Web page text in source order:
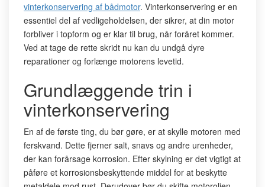
vinterkonservering af bådmotor. Vinterkonservering er en
essentiel del af vedligeholdelsen, der sikrer, at din motor
forbliver i topform og er klar til brug, når foråret kommer.
Ved at tage de rette skridt nu kan du undgå dyre
reparationer og forlænge motorens levetid.
Grundlæggende trin i
vinterkonservering
En af de første ting, du bør gøre, er at skylle motoren med
ferskvand. Dette fjerner salt, snavs og andre urenheder,
der kan forårsage korrosion. Efter skylning er det vigtigt at
påføre et korrosionsbeskyttende middel for at beskytte